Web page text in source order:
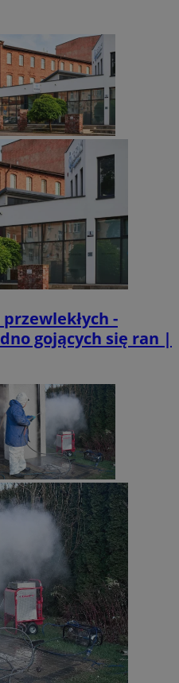
-
gojących się ran |